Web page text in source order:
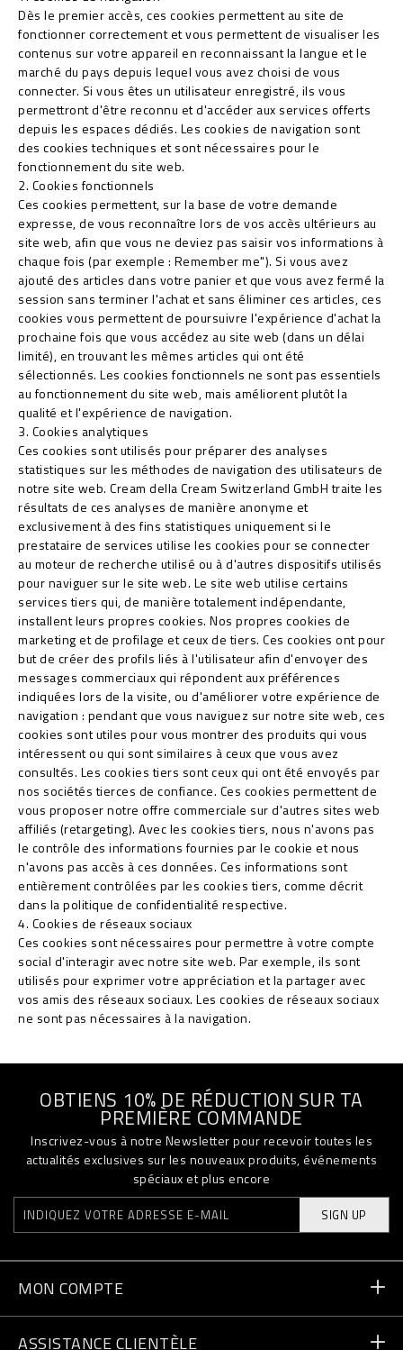
Dès le premier accès, ces cookies permettent au site de
fonctionner correctement et vous permettent de visualiser les
contenus sur votre appareil en reconnaissant la langue et le
marché du pays depuis lequel vous avez choisi de vous
connecter. Si vous êtes un utilisateur enregistré, ils vous
permettront d'être reconnu et d'accéder aux services offerts
depuis les espaces dédiés. Les cookies de navigation sont
des cookies techniques et sont nécessaires pour le
fonctionnement du site web.
2. Cookies fonctionnels
Ces cookies permettent, sur la base de votre demande
expresse, de vous reconnaître lors de vos accès ultérieurs au
site web, afin que vous ne deviez pas saisir vos informations à
chaque fois (par exemple : Remember me"). Si vous avez
ajouté des articles dans votre panier et que vous avez fermé la
session sans terminer l'achat et sans éliminer ces articles, ces
cookies vous permettent de poursuivre l'expérience d'achat la
prochaine fois que vous accédez au site web (dans un délai
limité), en trouvant les mêmes articles qui ont été
sélectionnés. Les cookies fonctionnels ne sont pas essentiels
au fonctionnement du site web, mais améliorent plutôt la
qualité et l'expérience de navigation.
3. Cookies analytiques
Ces cookies sont utilisés pour préparer des analyses
statistiques sur les méthodes de navigation des utilisateurs de
notre site web. Cream della Cream Switzerland GmbH traite les
résultats de ces analyses de manière anonyme et
exclusivement à des fins statistiques uniquement si le
prestataire de services utilise les cookies pour se connecter
au moteur de recherche utilisé ou à d'autres dispositifs utilisés
pour naviguer sur le site web. Le site web utilise certains
services tiers qui, de manière totalement indépendante,
installent leurs propres cookies. Nos propres cookies de
marketing et de profilage et ceux de tiers. Ces cookies ont pour
but de créer des profils liés à l'utilisateur afin d'envoyer des
messages commerciaux qui répondent aux préférences
indiquées lors de la visite, ou d'améliorer votre expérience de
navigation : pendant que vous naviguez sur notre site web, ces
cookies sont utiles pour vous montrer des produits qui vous
intéressent ou qui sont similaires à ceux que vous avez
consultés. Les cookies tiers sont ceux qui ont été envoyés par
nos sociétés tierces de confiance. Ces cookies permettent de
vous proposer notre offre commerciale sur d'autres sites web
affiliés (retargeting). Avec les cookies tiers, nous n'avons pas
le contrôle des informations fournies par le cookie et nous
n'avons pas accès à ces données. Ces informations sont
entièrement contrôlées par les cookies tiers, comme décrit
dans la politique de confidentialité respective.
4. Cookies de réseaux sociaux
Ces cookies sont nécessaires pour permettre à votre compte
social d'interagir avec notre site web. Par exemple, ils sont
utilisés pour exprimer votre appréciation et la partager avec
vos amis des réseaux sociaux. Les cookies de réseaux sociaux
ne sont pas nécessaires à la navigation.
OBTIENS 10% DE RÉDUCTION SUR TA
PREMIÈRE COMMANDE
Inscrivez-vous à notre Newsletter pour recevoir toutes les
actualités exclusives sur les nouveaux produits, événements
spéciaux et plus encore
SIGN UP
MON COMPTE
ASSISTANCE CLIENTÈLE